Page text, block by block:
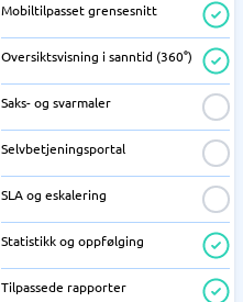
Mobiltilpasset grensesnitt
Oversiktsvisning i sanntid (360°)
Saks- og svarmaler
Selvbetjeningsportal
SLA og eskalering
Statistikk og oppfølging
Tilpassede rapporter